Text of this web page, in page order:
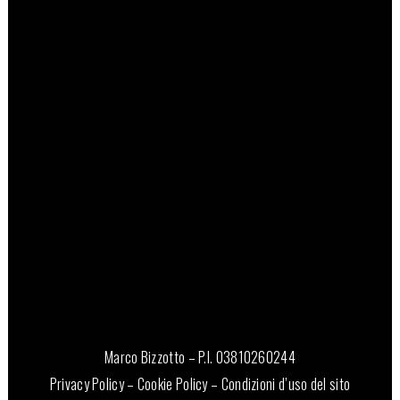
Marco Bizzotto – P.I. 03810260244
Privacy Policy– Cookie Policy– Condizioni d’uso del sito